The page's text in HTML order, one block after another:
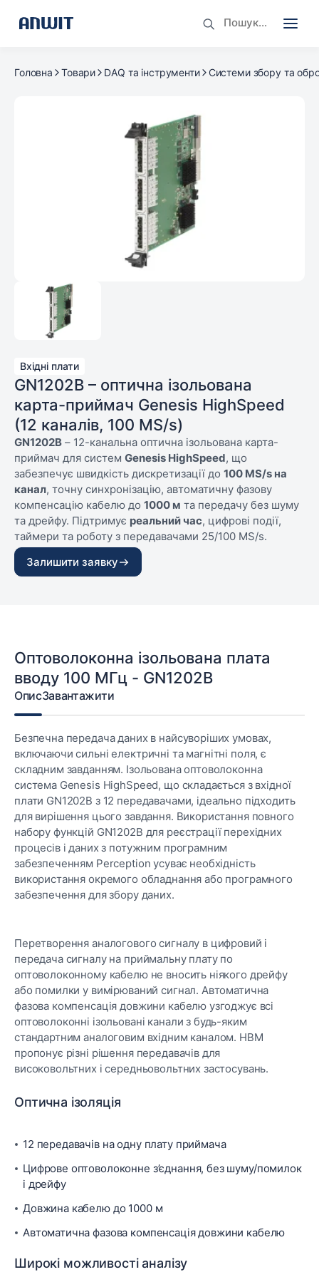
Головна Товари DAQ та інструменти Системи збору та
Вхідні плати
GN1202B – оптична ізольована
карта-приймач Genesis HighSpeed
(12 каналів, 100 MS/s)
GN1202B – 12-канальна оптична ізольована карта-
приймач для систем Genesis HighSpeed, що
забезпечує швидкість дискретизації до 100 MS/s на
канал, точну синхронізацію, автоматичну фазову
компенсацію кабелю до 1000 м та передачу без шуму
та дрейфу. Підтримує реальний час, цифрові події,
таймери та роботу з передавачами 25/100 MS/s.
Канали: 12 оптичних приймальних каналів
Швидкість дискретизації: до 100 MS/s на канал
канал
Застосування: енергосистеми, силова електроніка,
перехідні процеси, високовольтні випробування
Залишити заявку
Оптоволоконна ізольована плата
вводу 100 МГц - GN1202B
ОписЗавантажити
Безпечна передача даних в найсуворіших умовах,
включаючи сильні електричні та магнітні поля, є
складним завданням. Ізольована оптоволоконна
система Genesis HighSpeed, що складається з вхідної
плати GN1202B з 12 передавачами, ідеально підходить
для вирішення цього завдання. Використання повного
набору функцій GN1202B для реєстрації перехідних
процесів і даних з потужним програмним
забезпеченням Perception усуває необхідність
використання окремого обладнання або програмного
забезпечення для збору даних.
Перетворення аналогового сигналу в цифровий і
передача сигналу на приймальну плату по
оптоволоконному кабелю не вносить ніякого дрейфу
або помилки у вимірюваний сигнал. Автоматична
фазова компенсація довжини кабелю узгоджує всі
оптоволоконні ізольовані канали з будь-яким
стандартним аналоговим вхідним каналом. HBM
пропонує різні рішення передавачів для
високовольтних і середньовольтних застосувань.
Оптична ізоляція
12 передавачів на одну плату приймача
Цифрове оптоволоконне з’єднання, без шуму/помилок
і дрейфу
Довжина кабелю до 1000 м
Автоматична фазова компенсація довжини кабелю
Широкі можливості аналізу